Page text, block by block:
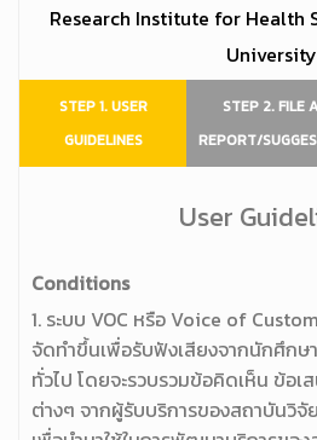
Research Institute for Health
University
STEP 1. USER
GUIDELINES
STEP 2. FILE A
REPORT/
User
Conditions
1. ระบบ VOC หรือ Voice of
จัดทำขึ้นเพื่อรับฟังเสียงจากนักศึกษ
ทั่วไป โดยจะรวบรวมข้อคิดเห็น ข้อเ
ต่างๆ จากผู้รับบริการของสถาบันวิ